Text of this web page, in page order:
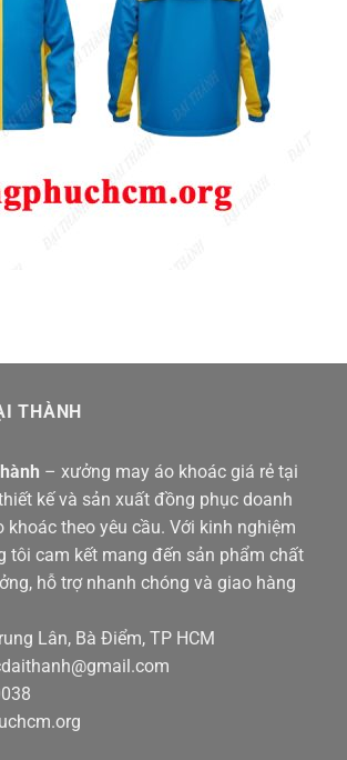
THÀNH
– xưởng may áo khoác giá rẻ tại
kế và sản xuất đồng phục doanh
khoác theo yêu cầu. Với kinh nghiệm
tôi cam kết mang đến sản phẩm chất
hỗ trợ nhanh chóng và giao hàng
Lân, Bà Điểm, TP HCM